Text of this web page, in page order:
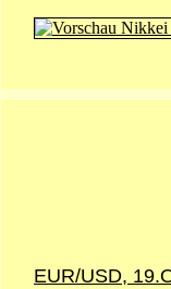
EUR/USD,